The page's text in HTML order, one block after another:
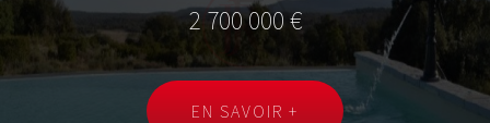
2 700 000 €
EN SAVOIR +